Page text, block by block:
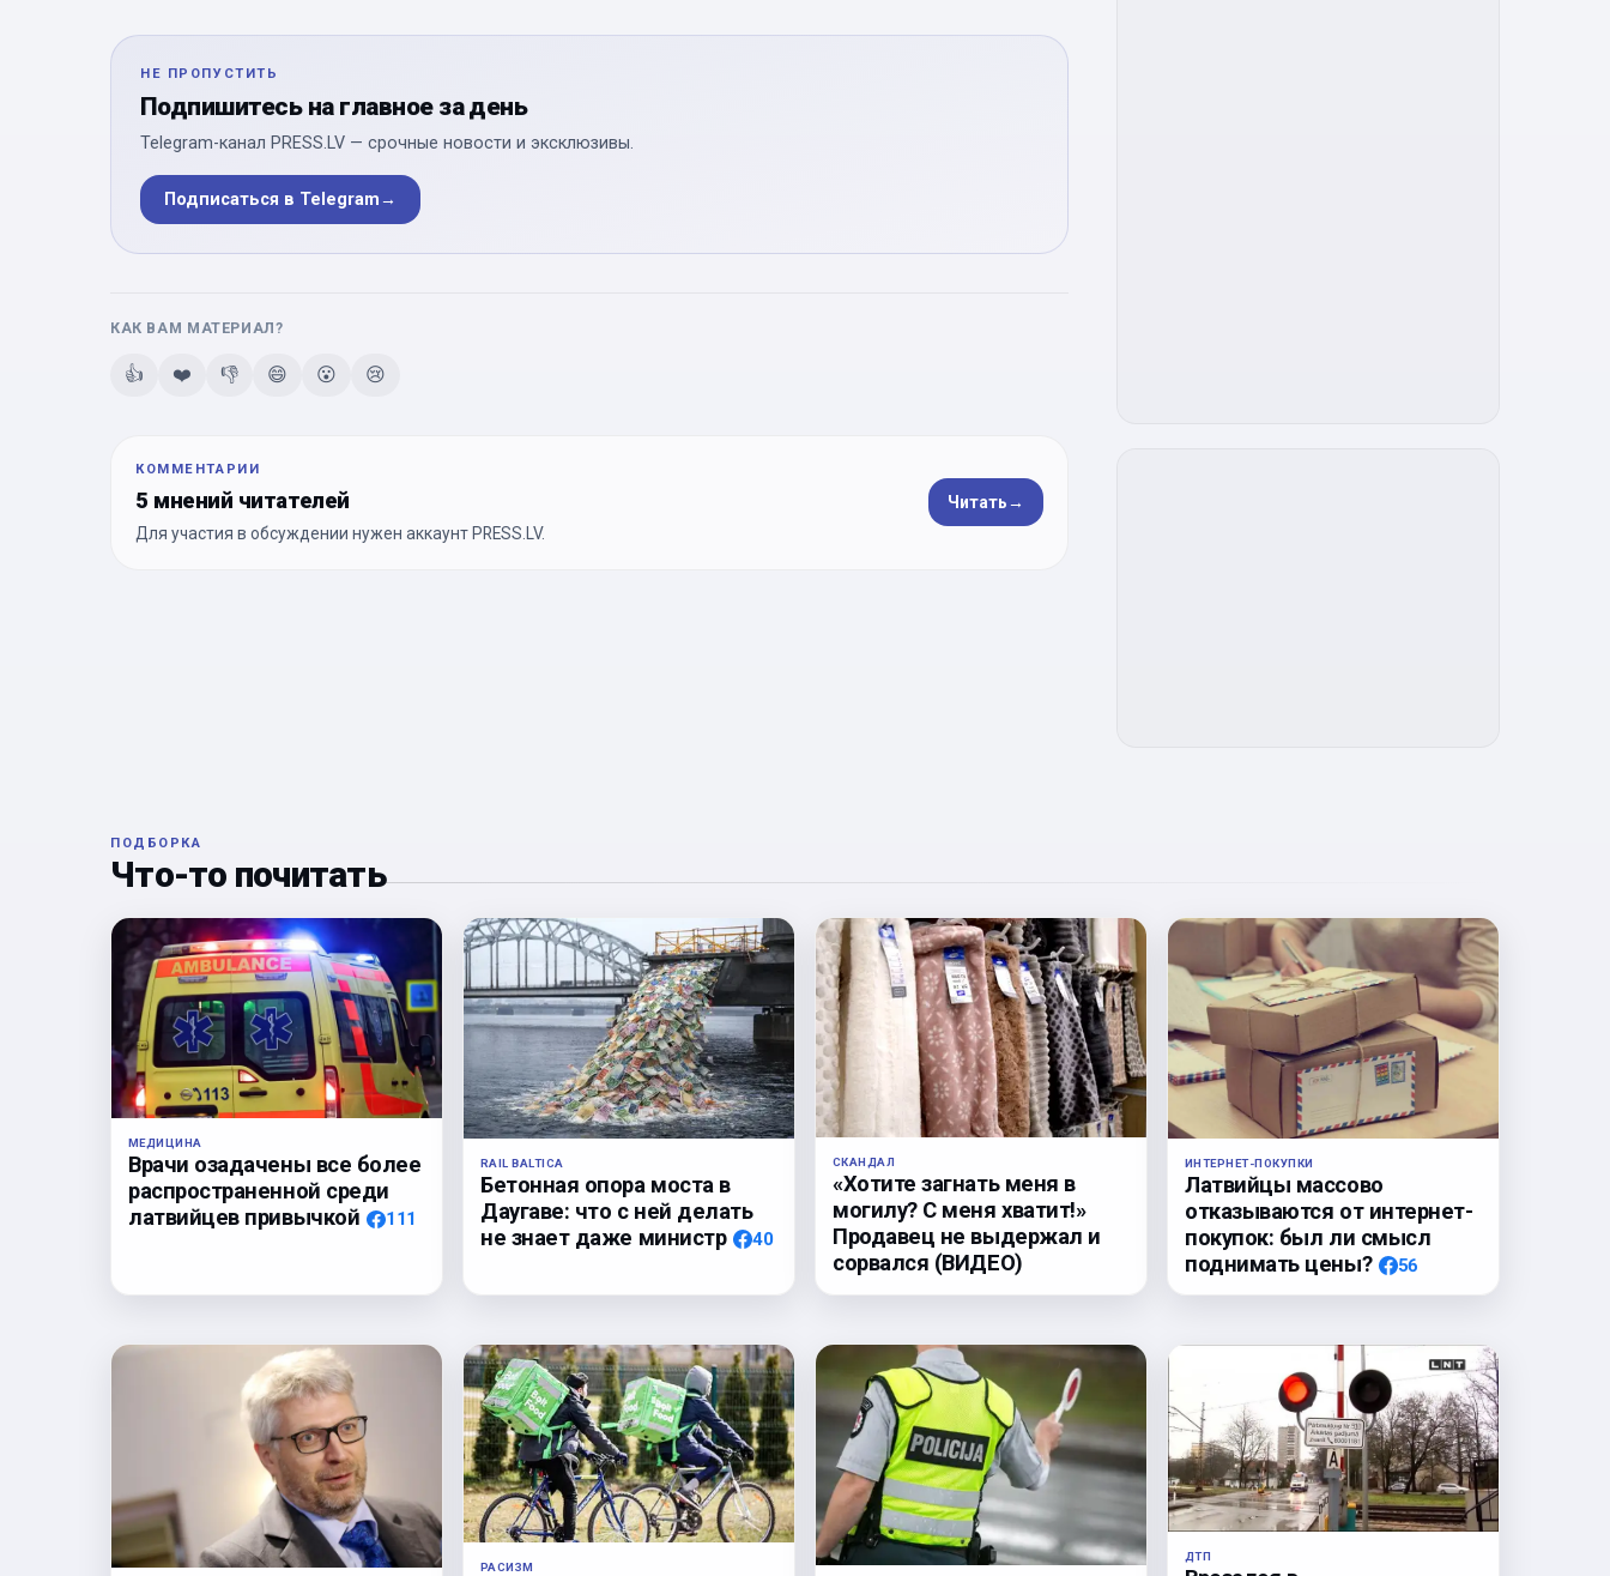
НЕ ПРОПУСТИТЬ
Подпишитесь на главное за день
Telegram-канал PRESS.LV — срочные новости и эксклюзивы.
Подписаться в Telegram→
КАК ВАМ МАТЕРИАЛ?
👍 ❤️ 👎 😄 😮 😢
КОММЕНТАРИИ
5 мнений читателей
Для участия в обсуждении нужен аккаунт PRESS.LV.
Читать→
ПОДБОРКА
Что-то почитать
МЕДИЦИНА
Врачи озадачены все более
распространенной среди
латвийцев привычкой
111
RAIL BALTICA
Бетонная опора моста в
Даугаве: что с ней делать
не знает даже министр
40
СКАНДАЛ
«Хотите загнать меня в
могилу? С меня хватит!»
Продавец не выдержал и
сорвался (ВИДЕО)
ИНТЕРНЕТ-ПОКУПКИ
Латвийцы массово
отказываются от интернет-
покупок: был ли смысл
поднимать цены?
56
РАСИЗМ
ДТП